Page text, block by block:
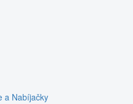
a Nabíjačky